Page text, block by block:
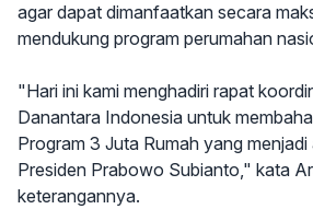
agar dapat dimanfaatkan secara
mendukung program perumahan
"Hari ini kami menghadiri rapat
Danantara Indonesia untuk
Program 3 Juta Rumah yang
Presiden Prabowo Subianto," kata
keterangannya.